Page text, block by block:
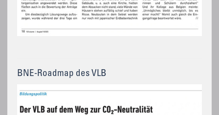
BNE-Roadmap des VLB